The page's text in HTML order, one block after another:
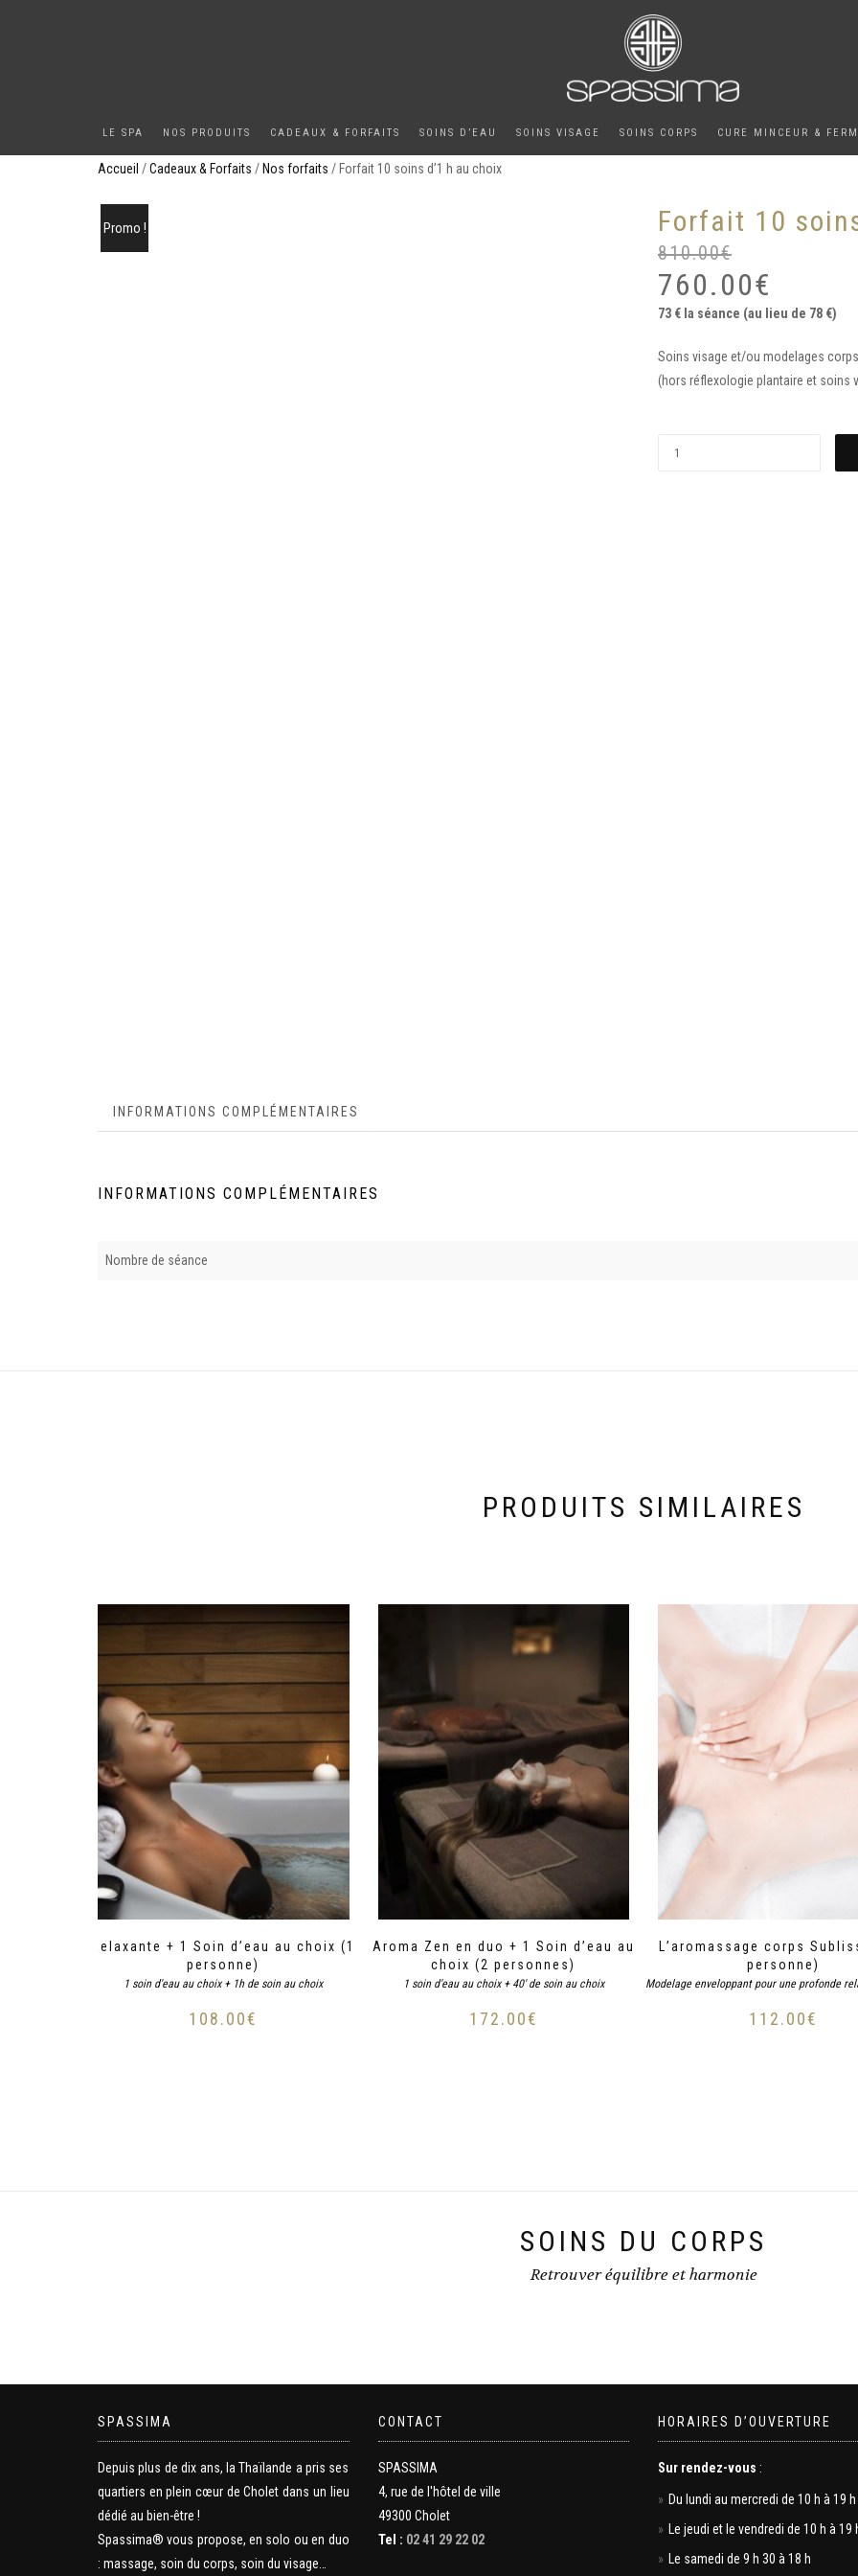
LE SPA NOS PRODUITS CADEAUX & FORFAITS SOINS D’EAU SOINS VISAGE SOINS CORPS CURE MINCEUR &
Accueil /Cadeaux & Forfaits / Nos forfaits / Forfait 10 soins d’1 h au choix
Promo ! Forfait 10
810.00€
760.00€
73 € la séance (au lieu de 78 €)
Soins visage et/ou modelages corps
(hors réflexologie plantaire et soins
INFORMATIONS COMPLÉMENTAIRES
INFORMATIONS COMPLÉMENTAIRES
Nombre de séance
PRODUITS SIMILAIRES
Relaxante + 1 Soin d’eau au choix (1
personne)
1 soin d'eau au choix + 1h de soin au choix
108.00€
Aroma Zen en duo + 1 Soin d’eau au
choix (2 personnes)
1 soin d'eau au choix + 40' de soin au choix
172.00€
L’aromassage corps
personne)
Modelage enveloppant pour une profonde
112.00€
SOINS DU CORPS
Retrouver équilibre et harmonie
SPASSIMA
Depuis plus de dix ans, la Thaïlande a pris ses
quartiers en plein cœur de Cholet dans un lieu
dédié au bien-être !
Spassima® vous propose, en solo ou en duo
: massage, soin du corps, soin du visage…
CONTACT
SPASSIMA
4, rue de l'hôtel de ville
49300 Cholet
Tel : 02 41 29 22 02
HORAIRES D’OUVERTURE
Sur rendez-vous :
Du lundi au mercredi de 10 h à 19 h
Le jeudi et le vendredi de 10 h à 19
Le samedi de 9 h 30 à 18 h